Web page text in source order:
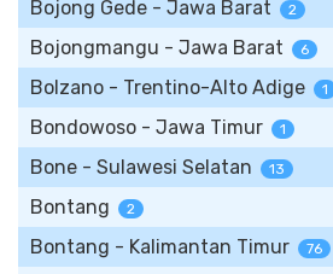
Bojong Gede - Jawa Barat 2
Bojongmangu - Jawa Barat 6
Bolzano - Trentino-Alto Adige 1
Bondowoso - Jawa Timur 1
Bone - Sulawesi Selatan 13
Bontang 2
Bontang - Kalimantan Timur 76